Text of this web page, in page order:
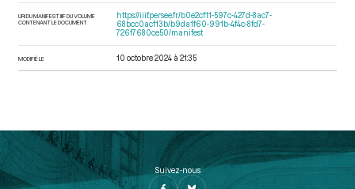
URI DU MANIFEST IIIF DU VOLUME
CONTENANT LE DOCUMENT
https://iiif.persee.fr/b0e2cf11-597c-427d-8ac7-
68bcc0acf13b/b9da1f60-991b-4f4c-8fd7-
726f7680ce50/manifest
MODIFIÉ LE 10 octobre 2024 à 21:35
Suivez-nous